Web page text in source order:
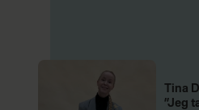
lyt, lyt til kvindelige
på playlisten
Tina
”Jeg